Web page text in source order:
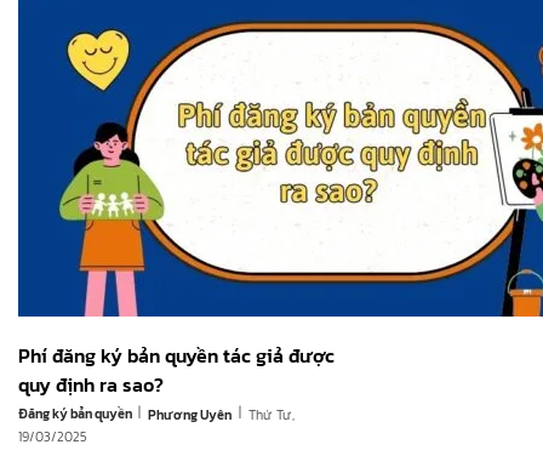
Phí đăng ký bản quyền tác giả được
quy định ra sao?
Đăng ký bản quyền | Phương Uyên | Thứ Tư,
19/03/2025